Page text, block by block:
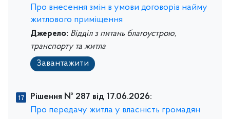
Про внесення змін в умови договорів найму
житлового приміщення
Джерело: Відділ з питань благоустрою,
транспорту та житла
Завантажити
Рішення № 287 від 17.06.2026:
Про передачу житла у власність громадян